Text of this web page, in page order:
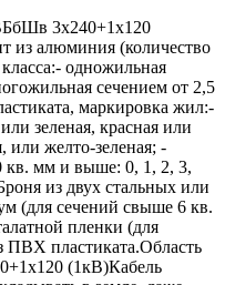
3х240+1х120
из алюминия (количество
одножильная
сечением от 2,5
маркировка жил:-
зеленая, красная или
или желто-зеленая; -
кв. мм и выше: 0, 1, 2, 3,
из двух стальных или
(для сечений свыше 6 кв.
пленки (для
пластиката.Область
(1кВ)Кабель